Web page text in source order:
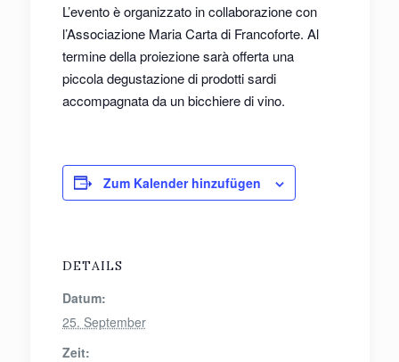
L’evento è organizzato in collaborazione con
l’Associazione Maria Carta di Francoforte. Al
termine della proiezione sarà offerta una
piccola degustazione di prodotti sardi
accompagnata da un bicchiere di vino.
Zum Kalender hinzufügen
DETAILS
Datum:
25. September
Zeit: